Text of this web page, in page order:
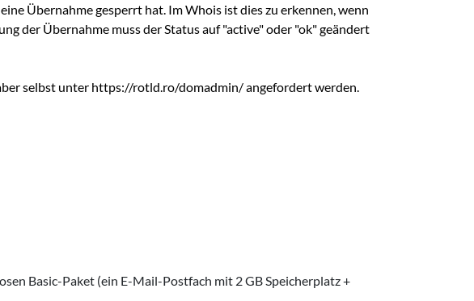
Übernahme gesperrt hat. Im Whois ist dies zu erkennen, wenn
der Übernahme muss der Status auf "active" oder "ok" geändert
selbst unter https://rotld.ro/domadmin/ angefordert werden.
Basic-Paket (ein E-Mail-Postfach mit 2 GB Speicherplatz +